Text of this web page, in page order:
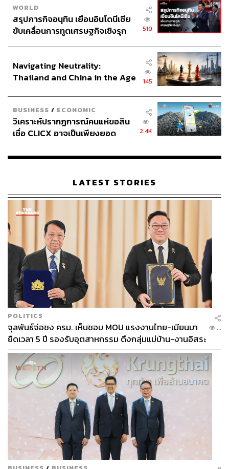
WORLD
สรุปภารกิจอนุทิน เยือนอินโดนีเซีย
ขับเคลื่อนการทูตเศรษฐกิจเชิงรุก
510
Navigating Neutrality:
Thailand and China in the Age
145
BUSINESS / ECONOMIC
วิเคราะห์ปรากฏการณ์คนแห่ขอสิน
เชื่อ CLICX อาจเป็นเพียงยอด
เรือนไทยที่ถูกซุกไว้
2.4K
LATEST STORIES
POLITICS
จุลพันธ์จ่อชง ครม. เห็นชอบ MOU แรงงานไทย-เมียนมา
ยืดเวลา 5 ปี รองรับอุตสาหกรรม ดึงกลุ่มแม่บ้าน-งานอิสระ
เข้าสู่ระบบประกันสังคม
...